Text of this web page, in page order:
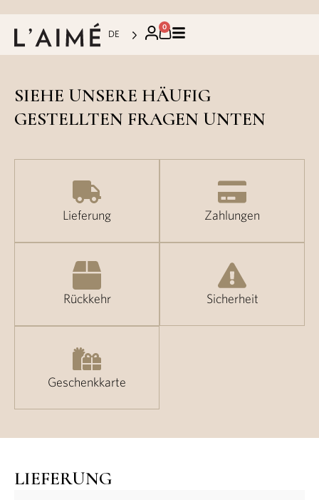
DE
0
SIEHE UNSERE HÄUFIG
GESTELLTEN FRAGEN UNTEN
Lieferung Zahlungen
Rückkehr Sicherheit
Geschenkkarte
LIEFERUNG